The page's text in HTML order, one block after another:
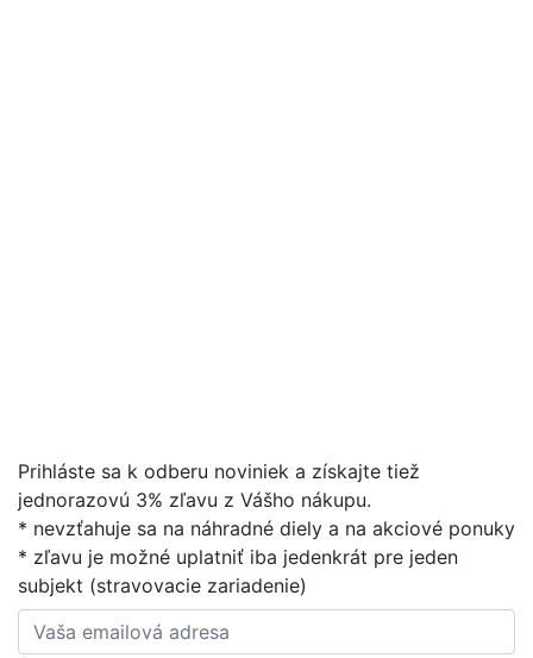
Prihláste sa k odberu noviniek a získajte tiež
jednorazovú 3% zľavu z Vášho nákupu.
* nevzťahuje sa na náhradné diely a na akciové ponuky
* zľavu je možné uplatniť iba jedenkrát pre jeden
subjekt (stravovacie zariadenie)